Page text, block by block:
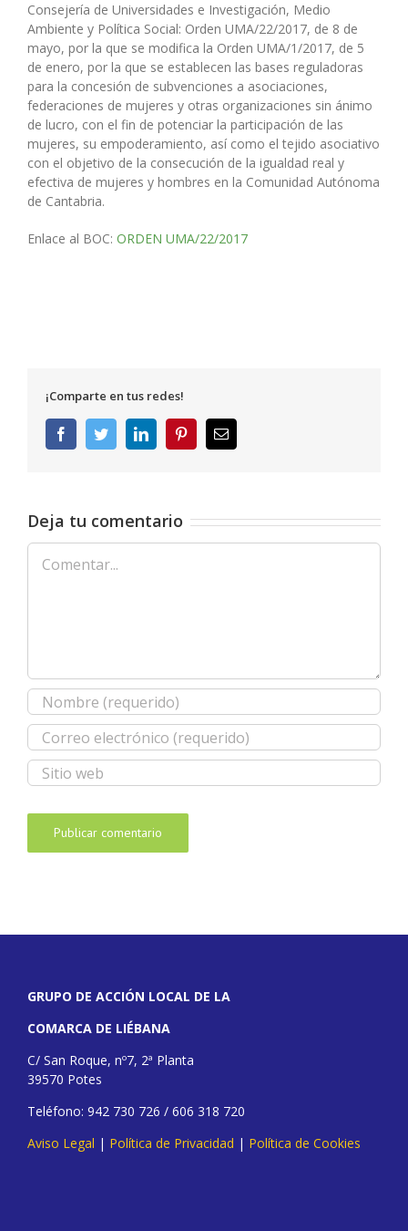
Consejería de Universidades e Investigación, Medio
Ambiente y Política Social: Orden UMA/22/2017, de 8 de
mayo, por la que se modifica la Orden UMA/1/2017, de 5
de enero, por la que se establecen las bases reguladoras
para la concesión de subvenciones a asociaciones,
federaciones de mujeres y otras organizaciones sin ánimo
de lucro, con el fin de potenciar la participación de las
mujeres, su empoderamiento, así como el tejido asociativo
con el objetivo de la consecución de la igualdad real y
efectiva de mujeres y hombres en la Comunidad Autónoma
de Cantabria.
Enlace al BOC: ORDEN UMA/22/2017
¡Comparte en tus redes!
FacebookTwitterLinkedInPinterestCorreo
electrónico
Deja tu comentario
Comentar
GRUPO DE ACCIÓN LOCAL DE LA
COMARCA DE LIÉBANA
C/ San Roque, nº7, 2ª Planta
39570 Potes
Teléfono: 942 730 726 / 606 318 720
Aviso Legal | Política de Privacidad | Política de Cookies